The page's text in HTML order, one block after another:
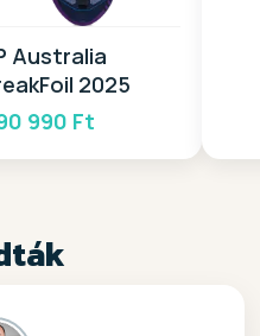
Australia
2025
990 Ft